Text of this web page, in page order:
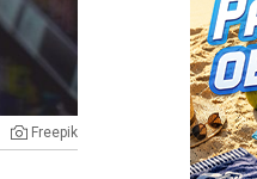
Freepik